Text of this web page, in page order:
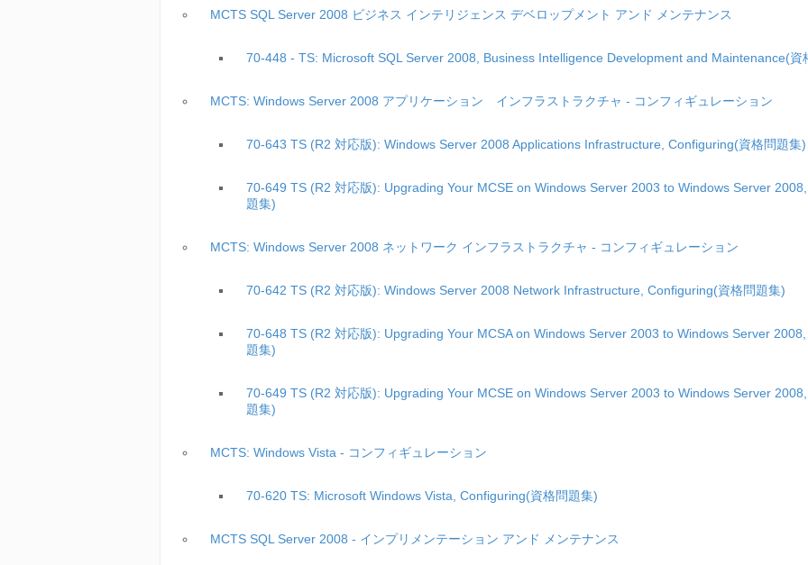
MCTS SQL Server 2008 ビジネス インテリジェンス デベロップメント アンド メンテナンス
70-448 - TS: Microsoft SQL Server 2008, Business Intelligence Development and Maintenance(資
MCTS: Windows Server 2008 アプリケーション インフラストラクチャ - コンフィギュレーション
70-643 TS (R2 対応版): Windows Server 2008 Applications Infrastructure, Configuring(資格問題集)
70-649 TS (R2 対応版): Upgrading Your MCSE on Windows Server 2003 to Windows Server
題集)
MCTS: Windows Server 2008 ネットワーク インフラストラクチャ - コンフィギュレーション
70-642 TS (R2 対応版): Windows Server 2008 Network Infrastructure, Configuring(資格問題集)
70-648 TS (R2 対応版): Upgrading Your MCSA on Windows Server 2003 to Windows Server
題集)
70-649 TS (R2 対応版): Upgrading Your MCSE on Windows Server 2003 to Windows Server
題集)
MCTS: Windows Vista - コンフィギュレーション
70-620 TS: Microsoft Windows Vista, Configuring(資格問題集)
MCTS SQL Server 2008 - インプリメンテーション アンド メンテナンス